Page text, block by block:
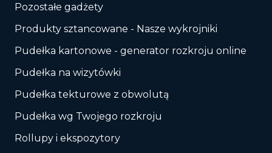
Pozostałe gadżety
Produkty sztancowane - Nasze wykrojniki
Pudełka kartonowe - generator rozkroju online
Pudełka na wizytówki
Pudełka tekturowe z obwolutą
Pudełka wg Twojego rozkroju
Rollupy i ekspozytory